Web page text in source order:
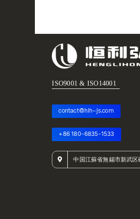
ISO9001 & ISO14001
contact@hlh-js.com
+86 180-6835-1533
中国江蘇省無錫市新武区